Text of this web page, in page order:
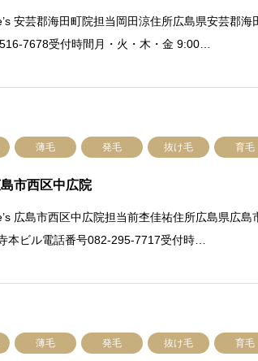
安芸郡海田町院担当岡田涼住所広島県安芸郡海
7678受付時間月・火・木・金 9:00…
薄毛 発毛 抜け毛 育毛
島市西区中広院
広島市西区中広院担当前杢佳祐住所広島県広島
本ビル電話番号082-295-7717受付時…
薄毛 発毛 抜け毛 育毛